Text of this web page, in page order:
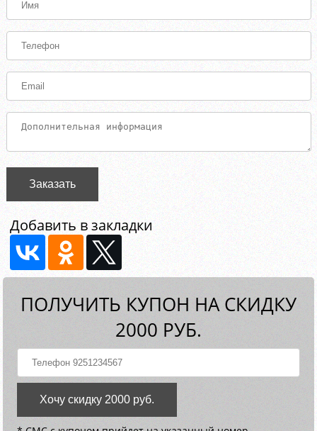
Заказать
Добавить в закладки
ПОЛУЧИТЬ КУПОН НА СКИДКУ
2000 РУБ.
Хочу скидку 2000 руб.